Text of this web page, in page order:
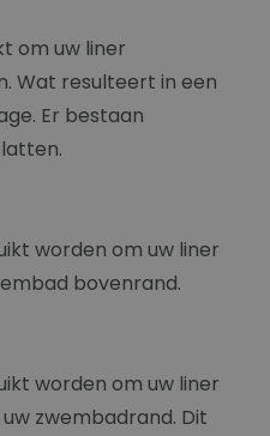
om uw liner
Wat resulteert in een
Er bestaan
worden om uw liner
bovenrand.
worden om uw liner
zwembadrand. Dit